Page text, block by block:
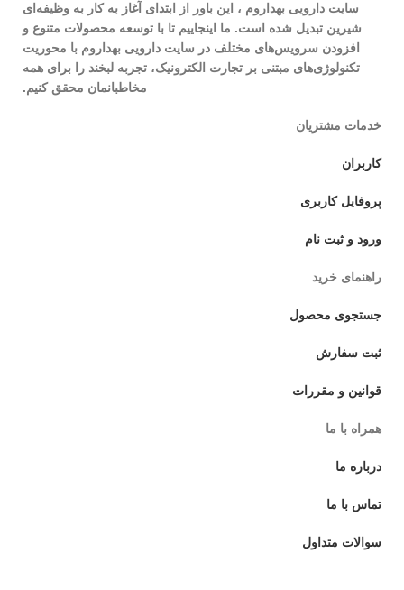
سایت دارویی بهداروم ، این باور از ابتدای آغاز به کار به وظیفه‌ای
شیرین تبدیل شده است. ما اینجاییم تا با توسعه محصولات متنوع و
افزودن سرویس‌های مختلف در سایت دارویی بهداروم با محوریت
تکنولوژی‌های مبتنی بر تجارت الکترونیک، تجربه لبخند را برای همه
مخاطبانمان محقق کنیم.
خدمات مشتریان
کاربران
پروفایل کاربری
ورود و ثبت نام
راهنمای خرید
جستجوی محصول
ثبت سفارش
قوانین و مقررات
همراه با ما
درباره ما
تماس با ما
سوالات متداول